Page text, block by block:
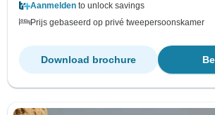
Aanmelden to unlock savings
Prijs gebaseerd op privé tweepersoonskamer
Download brochure